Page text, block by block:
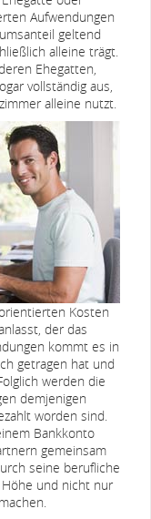
Aufwendungen
geltend
alleine trägt.
Ehegatten,
vollständig aus,
alleine nutzt.
Kosten
der das
kommt es in
getragen hat und
werden die
demjenigen
worden sind.
Bankkonto
gemeinsam
seine berufliche
und nicht nur